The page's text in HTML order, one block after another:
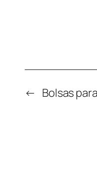
← Bolsas